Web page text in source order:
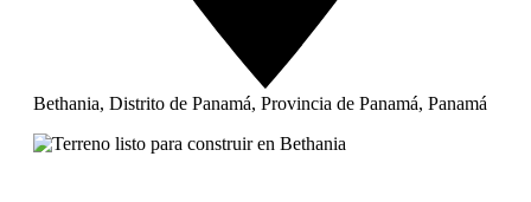
Bethania, Distrito de Panamá, Provincia de Panamá, Panamá